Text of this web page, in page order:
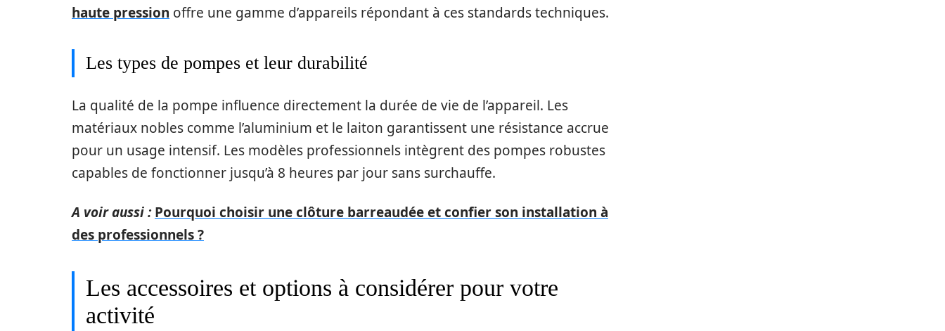
haute pression offre une gamme d’appareils répondant à ces standards techniques.
Les types de pompes et leur durabilité
La qualité de la pompe influence directement la durée de vie de l’appareil. Les
matériaux nobles comme l’aluminium et le laiton garantissent une résistance accrue
pour un usage intensif. Les modèles professionnels intègrent des pompes robustes
capables de fonctionner jusqu’à 8 heures par jour sans surchauffe.
A voir aussi : Pourquoi choisir une clôture barreaudée et confier son installation à
des professionnels ?
Les accessoires et options à considérer pour votre
activité